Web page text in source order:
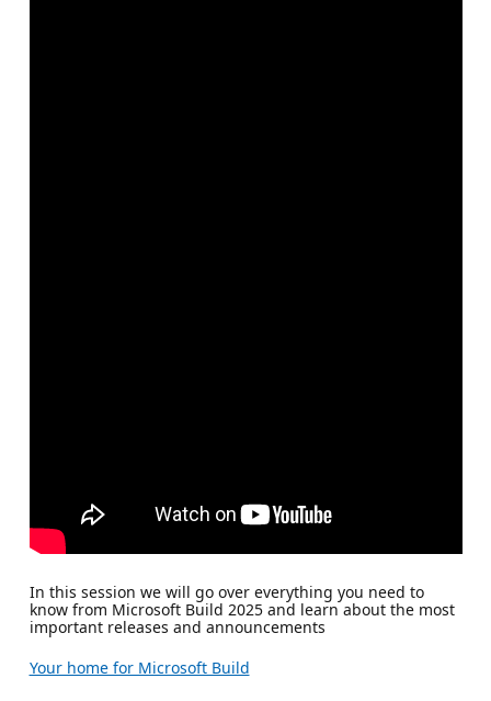
In this session we will go over everything you need to
know from Microsoft Build 2025 and learn about the most
important releases and announcements
Your home for Microsoft Build